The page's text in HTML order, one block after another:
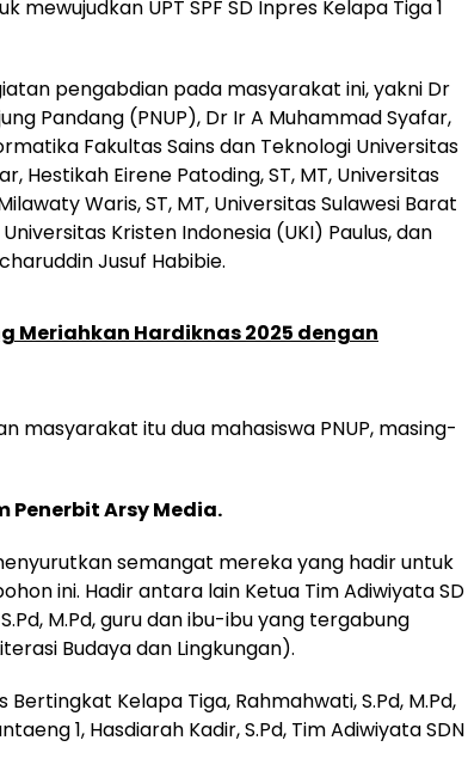
mewujudkan UPT SPF SD Inpres Kelapa Tiga 1
pengabdian pada masyarakat ini, yakni Dr
Pandang (PNUP), Dr Ir A Muhammad Syafar,
Fakultas Sains dan Teknologi Universitas
Hestikah Eirene Patoding, ST, MT, Universitas
Waris, ST, MT, Universitas Sulawesi Barat
Kristen Indonesia (UKI) Paulus, dan
Jusuf Habibie.
Meriahkan Hardiknas 2025 dengan
masyarakat itu dua mahasiswa PNUP, masing-
Arsy Media.
semangat mereka yang hadir untuk
ini. Hadir antara lain Ketua Tim Adiwiyata SD
M.Pd, guru dan ibu-ibu yang tergabung
Budaya dan Lingkungan).
Bertingkat Kelapa Tiga, Rahmahwati, S.Pd, M.Pd,
1, Hasdiarah Kadir, S.Pd, Tim Adiwiyata SDN